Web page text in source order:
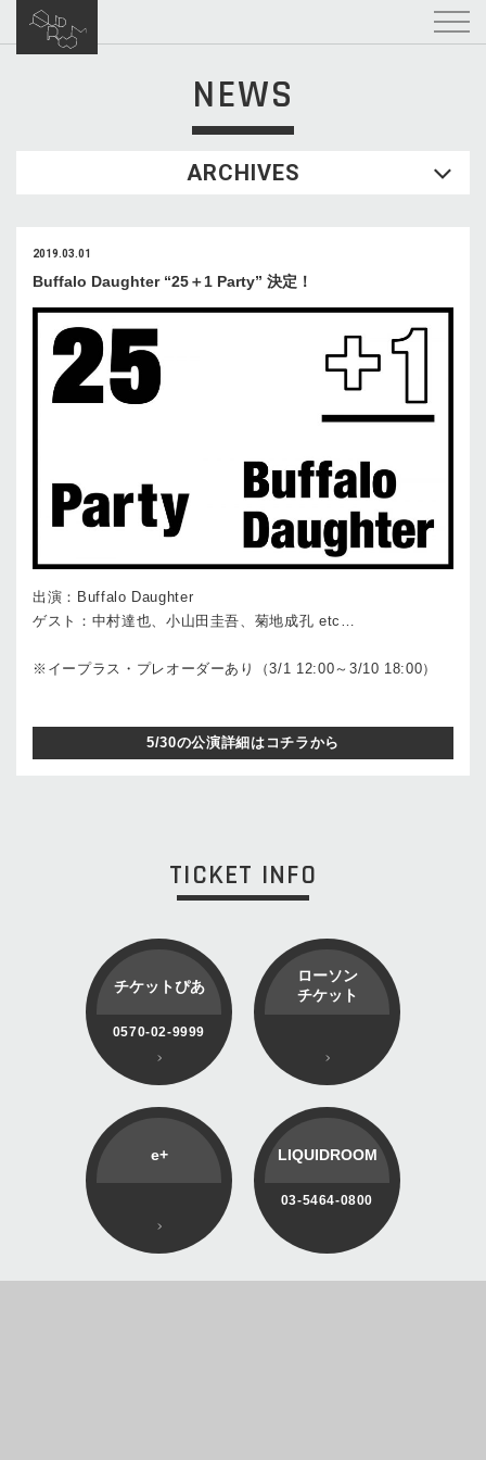
NEWS
ARCHIVES
2019.03.01
Buffalo Daughter “25＋1 Party” 決定！
出演：Buffalo Daughter
ゲスト：中村達也、小山田圭吾、菊地成孔 etc…
※イープラス・プレオーダーあり（3/1 12:00～3/10 18:00）
5/30の公演詳細はコチラから
TICKET INFO
チケットぴあ
0570-02-9999
ローソン
チケット
e+ LIQUIDROOM
03-5464-0800